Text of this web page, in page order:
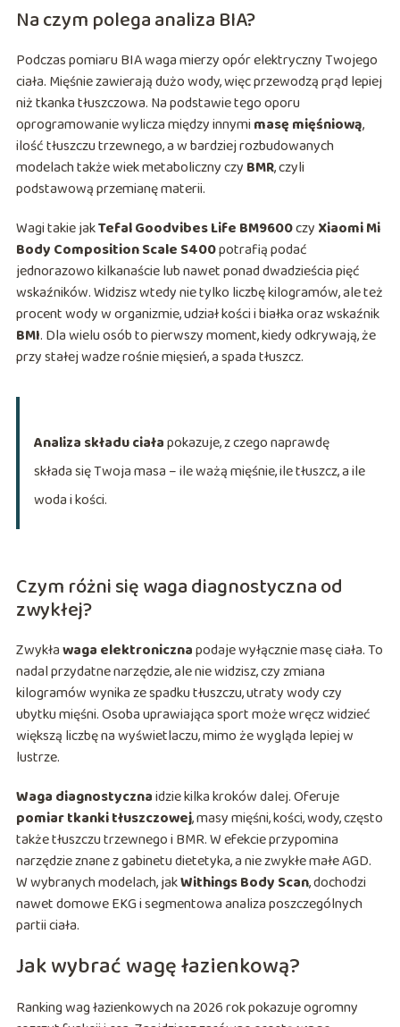
Na czym polega analiza BIA?
Podczas pomiaru BIA waga mierzy opór elektryczny Twojego
ciała. Mięśnie zawierają dużo wody, więc przewodzą prąd lepiej
niż tkanka tłuszczowa. Na podstawie tego oporu
oprogramowanie wylicza między innymi masę mięśniową,
ilość tłuszczu trzewnego, a w bardziej rozbudowanych
modelach także wiek metaboliczny czy BMR, czyli
podstawową przemianę materii.
Wagi takie jakTefal Goodvibes Life BM9600czy Xiaomi Mi
Body Composition Scale S400potrafią podać
jednorazowo kilkanaście lub nawet ponad dwadzieścia pięć
wskaźników. Widzisz wtedy nie tylko liczbę kilogramów, ale też
procent wody w organizmie, udział kości i białka oraz wskaźnik
BMI. Dla wielu osób to pierwszy moment, kiedy odkrywają, że
przy stałej wadze rośnie mięsień, a spada tłuszcz.
Analiza składu ciałapokazuje, z czego naprawdę
składa się Twoja masa – ile ważą mięśnie, ile tłuszcz, a ile
woda i kości.
Czym różni się waga diagnostyczna od
zwykłej?
Zwykławaga elektronicznapodaje wyłącznie masę ciała. To
nadal przydatne narzędzie, ale nie widzisz, czy zmiana
kilogramów wynika ze spadku tłuszczu, utraty wody czy
ubytku mięśni. Osoba uprawiająca sport może wręcz widzieć
większą liczbę na wyświetlaczu, mimo że wygląda lepiej w
lustrze.
Waga diagnostycznaidzie kilka kroków dalej. Oferuje
pomiar tkanki tłuszczowej, masy mięśni, kości, wody, często
także tłuszczu trzewnego i BMR. W efekcie przypomina
narzędzie znane z gabinetu dietetyka, a nie zwykłe małe AGD.
W wybranych modelach, jakWithings Body Scan, dochodzi
nawet domowe EKG i segmentowa analiza poszczególnych
partii ciała.
Jak wybrać wagę łazienkową?
Ranking wag łazienkowych na 2026 rok pokazuje ogromny